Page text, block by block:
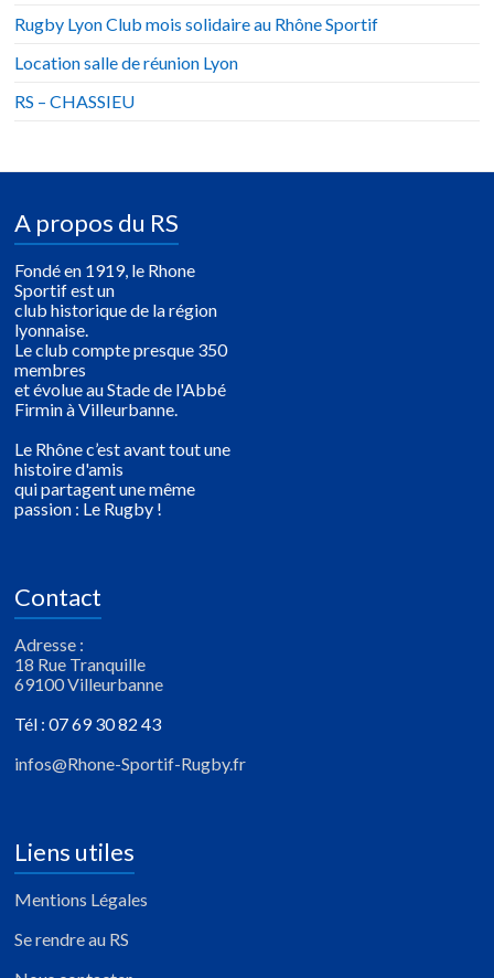
Rugby Lyon Club mois solidaire au Rhône Sportif
Location salle de réunion Lyon
RS – CHASSIEU
A propos du RS
Fondé en 1919, le Rhone
Sportif est un
club historique de la région
lyonnaise.
Le club compte presque 350
membres
et évolue au Stade de l'Abbé
Firmin à Villeurbanne.
Le Rhône c’est avant tout une
histoire d'amis
qui partagent une même
passion : Le Rugby !
Contact
Adresse :
18 Rue Tranquille
69100 Villeurbanne
Tél : 07 69 30 82 43
infos@Rhone-Sportif-Rugby.fr
Liens utiles
Mentions Légales
Se rendre au RS